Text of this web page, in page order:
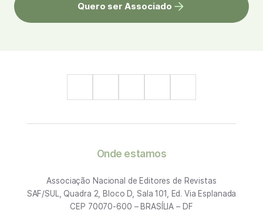
Quero ser Associado
Onde estamos
Associação Nacional de Editores de Revistas
SAF/SUL, Quadra 2, Bloco D, Sala 101, Ed. Via Esplanada
CEP 70070-600 – BRASÍLIA – DF